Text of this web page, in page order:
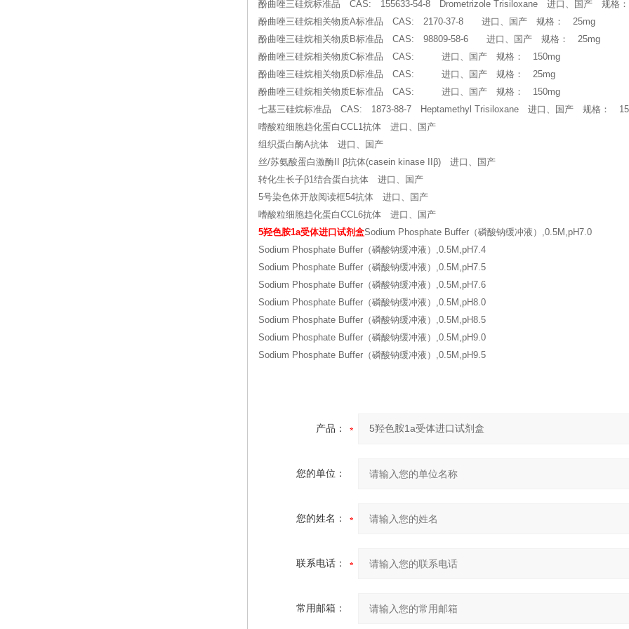
酚曲唑三硅烷标准品 CAS: 155633-54-8 Drometrizole Trisiloxane 进口、国产 规格
酚曲唑三硅烷相关物质A标准品 CAS: 2170-37-8 进口、国产 规格： 25mg
酚曲唑三硅烷相关物质B标准品 CAS: 98809-58-6 进口、国产 规格： 25mg
酚曲唑三硅烷相关物质C标准品 CAS: 进口、国产 规格： 150mg
酚曲唑三硅烷相关物质D标准品 CAS: 进口、国产 规格： 25mg
酚曲唑三硅烷相关物质E标准品 CAS: 进口、国产 规格： 150mg
七基三硅烷标准品 CAS: 1873-88-7 Heptamethyl Trisiloxane 进口、国产 规格：
嗜酸粒细胞趋化蛋白CCL1抗体 进口、国产
组织蛋白酶A抗体 进口、国产
丝/苏氨酸蛋白激酶II β抗体(casein kinase IIβ) 进口、国产
转化生长子β1结合蛋白抗体 进口、国产
5号染色体开放阅读框54抗体 进口、国产
嗜酸粒细胞趋化蛋白CCL6抗体 进口、国产
5羟色胺1a受体进口试剂盒Sodium Phosphate Buffer（磷酸钠缓冲液）,0.5M,pH7.0
Sodium Phosphate Buffer（磷酸钠缓冲液）,0.5M,pH7.4
Sodium Phosphate Buffer（磷酸钠缓冲液）,0.5M,pH7.5
Sodium Phosphate Buffer（磷酸钠缓冲液）,0.5M,pH7.6
Sodium Phosphate Buffer（磷酸钠缓冲液）,0.5M,pH8.0
Sodium Phosphate Buffer（磷酸钠缓冲液）,0.5M,pH8.5
Sodium Phosphate Buffer（磷酸钠缓冲液）,0.5M,pH9.0
Sodium Phosphate Buffer（磷酸钠缓冲液）,0.5M,pH9.5
产品：
您的单位：
您的姓名：
联系电话：
常用邮箱：